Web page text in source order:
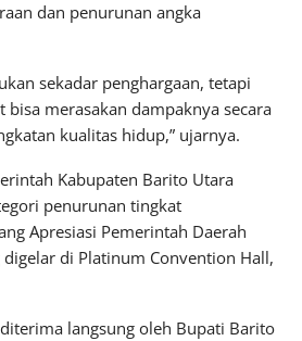
dan penurunan angka
sekadar penghargaan, tetapi
bisa merasakan dampaknya secara
kualitas hidup,” ujarnya.
Kabupaten Barito Utara
penurunan tingkat
Apresiasi Pemerintah Daerah
di Platinum Convention Hall,
langsung oleh Bupati Barito